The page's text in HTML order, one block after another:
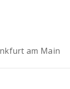
am Main